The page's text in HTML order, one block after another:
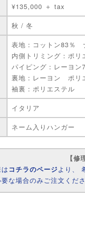
¥135,000 ＋ tax
秋 / 冬
表地：コットン83％
内側トリミング：ポ
パイピング：レーヨ
裏地：レーヨン ポリ
袖裏：ポリエステル
イタリア
ネーム入りハンガー
【修
コチラのページより、
な場合のみご注文くだ